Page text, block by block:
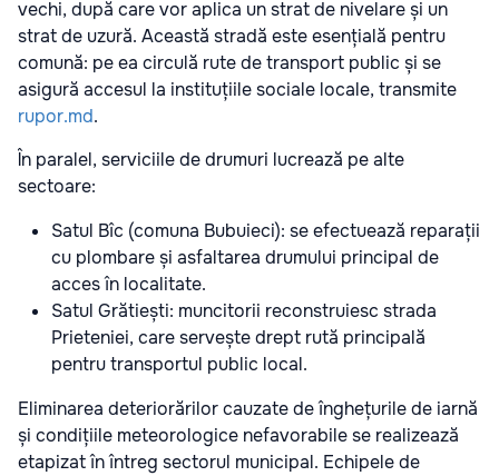
vechi, după care vor aplica un strat de nivelare și un
strat de uzură. Această stradă este esențială pentru
comună: pe ea circulă rute de transport public și se
asigură accesul la instituțiile sociale locale, transmite
rupor.md.
În paralel, serviciile de drumuri lucrează pe alte
sectoare:
Satul Bîc (comuna Bubuieci): se efectuează reparații
cu plombare și asfaltarea drumului principal de
acces în localitate.
Satul Grătiești: muncitorii reconstruiesc strada
Prieteniei, care servește drept rută principală
pentru transportul public local.
Eliminarea deteriorărilor cauzate de înghețurile de iarnă
și condițiile meteorologice nefavorabile se realizează
etapizat în întreg sectorul municipal. Echipele de